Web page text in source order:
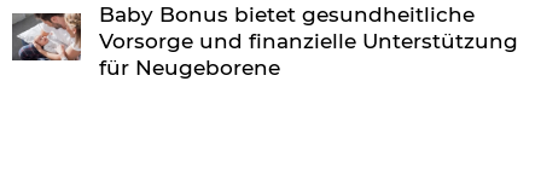
Baby Bonus bietet gesundheitliche
Vorsorge und finanzielle Unterstützung
für Neugeborene